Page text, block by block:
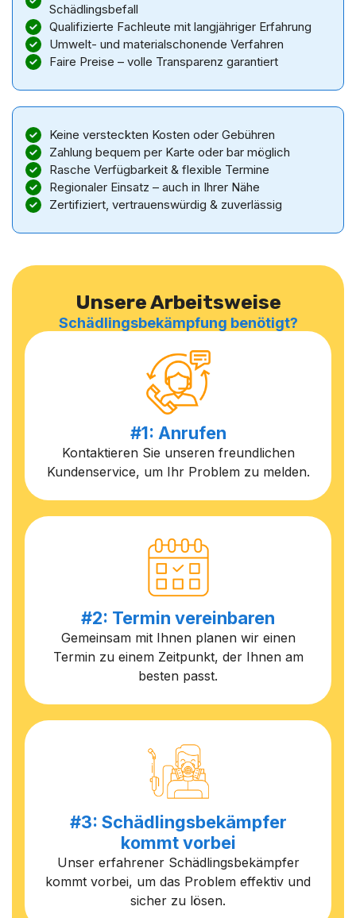
Schädlingsbefall
Qualifizierte Fachleute mit langjähriger Erfahrung
Umwelt- und materialschonende Verfahren
Faire Preise – volle Transparenz garantiert
Keine versteckten Kosten oder Gebühren
Zahlung bequem per Karte oder bar möglich
Rasche Verfügbarkeit & flexible Termine
Regionaler Einsatz – auch in Ihrer Nähe
Zertifiziert, vertrauenswürdig & zuverlässig
Unsere Arbeitsweise
Schädlingsbekämpfung benötigt?
#1: Anrufen
Kontaktieren Sie unseren freundlichen
Kundenservice, um Ihr Problem zu melden.
#2: Termin vereinbaren
Gemeinsam mit Ihnen planen wir einen
Termin zu einem Zeitpunkt, der Ihnen am
besten passt.
#3: Schädlingsbekämpfer
kommt vorbei
Unser erfahrener Schädlingsbekämpfer
kommt vorbei, um das Problem effektiv und
sicher zu lösen.